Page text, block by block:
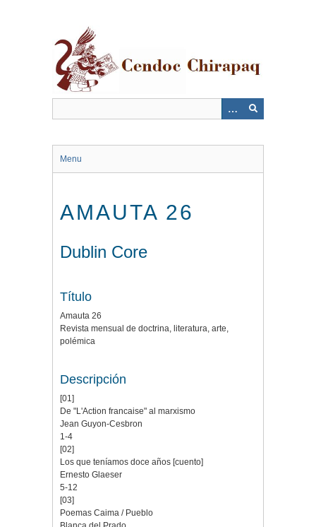
Menu
AMAUTA 26
Dublin Core
Título
Amauta 26
Revista mensual de doctrina, literatura, arte,
polémica
Descripción
[01]
De "L'Action francaise" al marxismo
Jean Guyon-Cesbron
1-4
[02]
Los que teníamos doce años [cuento]
Ernesto Glaeser
5-12
[03]
Poemas Caima / Pueblo